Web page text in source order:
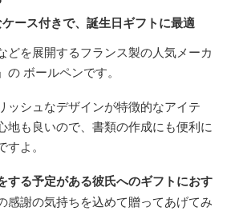
ース付きで、誕生日ギフトに最適
どを展開するフランス製の人気メーカ
ボールペンです。
ッシュなデザインが特徴的なアイテ
地も良いので、書類の作成にも便利に
よ。
する予定がある彼氏へのギフトにおす
感謝の気持ちを込めて贈ってあげてみ